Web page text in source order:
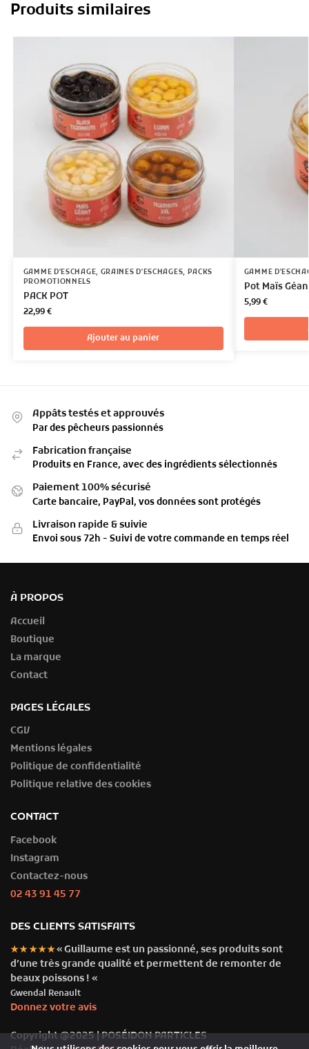
Produits similaires
GAMME D'ESCHAGE, GRAINES D'ESCHAGES, PACKS
PROMOTIONNELS
PACK POT
22,99€
Ajouter au panier
GAMME
Pot Maïs
5,99€
Appâts testés et approuvés
Par des pêcheurs passionnés
Fabrication française
Produits en France, avec des ingrédients sélectionnés
Paiement 100% sécurisé
Carte bancaire, PayPal, vos données sont protégés
Livraison rapide & suivie
Envoi sous 72h - Suivi de votre commande en temps réel
À PROPOS
Accueil
Boutique
La marque
Contact
PAGES LÉGALES
CGV
Mentions légales
Politique de confidentialité
Politique relative des cookies
CONTACT
Facebook
Instagram
Contactez-nous
02 43 91 45 77
DES CLIENTS SATISFAITS
★★★★★« Guillaume est un passionné, ses produits sont
d’une très grande qualité et permettent de remonter de
beaux poissons ! «
Gwendal Renault
Donnez votre avis
Copyright @2025 | POSÉIDON PARTICLES